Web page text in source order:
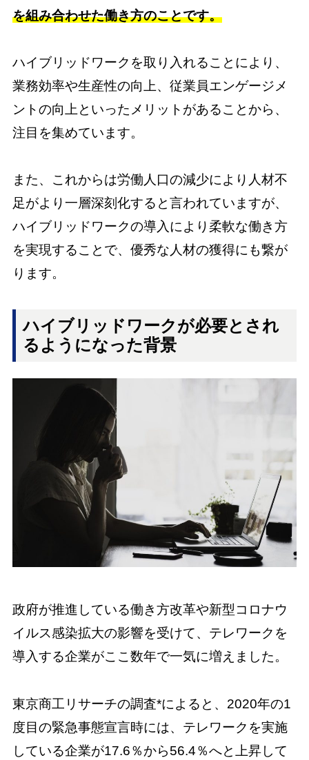
を組み合わせた働き方のことです。
ハイブリッドワークを取り入れることにより、
業務効率や生産性の向上、従業員エンゲージメ
ントの向上といったメリットがあることから、
注目を集めています。
また、これからは労働人口の減少により人材不
足がより一層深刻化すると言われていますが、
ハイブリッドワークの導入により柔軟な働き方
を実現することで、優秀な人材の獲得にも繋が
ります。
ハイブリッドワークが必要とされ
るようになった背景
政府が推進している働き方改革や新型コロナウ
イルス感染拡大の影響を受けて、テレワークを
導入する企業がここ数年で一気に増えました。
東京商工リサーチの調査*によると、2020年の1
度目の緊急事態宣言時には、テレワークを実施
している企業が17.6％から56.4％へと上昇して